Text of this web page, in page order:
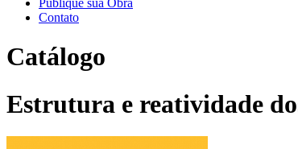
Publique sua Obra
Contato
Catálogo
Estrutura e reatividade